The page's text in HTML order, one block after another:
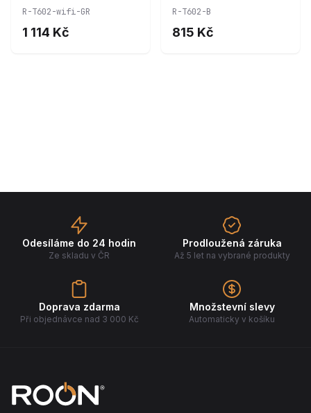
T602-wifi-GR
R-T602-wifi-GR
1 114 Kč
T602-B
R-T602-B
815 Kč
Odesíláme do 24 hodin
Ze skladu v ČR
Prodloužená záruka
Až 5 let na vybrané produkty
Doprava zdarma
Při objednávce nad 3 000 Kč
Množstevní slevy
Automaticky v košíku